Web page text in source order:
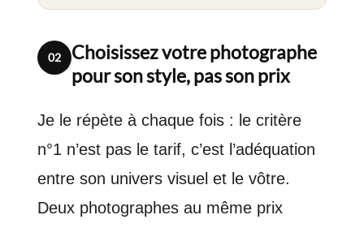
02
Choisissez votre photographe
pour son style, pas son prix
Je le répète à chaque fois : le critère
n°1 n’est pas le tarif, c’est l’adéquation
entre son univers visuel et le vôtre.
Deux photographes au même prix